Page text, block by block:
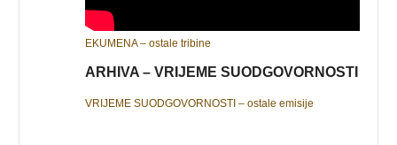
EKUMENA – ostale tribine
ARHIVA – VRIJEME SUODGOVORNOSTI
VRIJEME SUODGOVORNOSTI – ostale emisije